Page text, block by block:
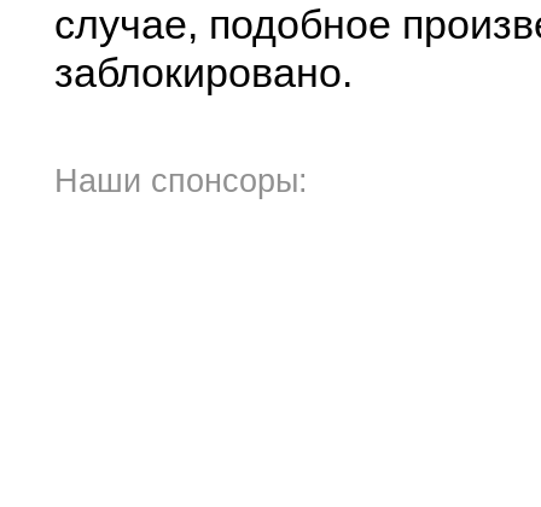
случае, подобное
заблокировано.
Наши спонсоры: